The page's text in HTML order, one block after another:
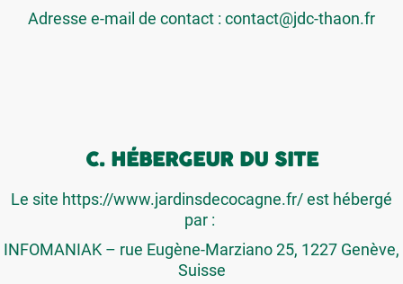
Adresse e-mail de contact : contact@jdc-thaon.fr
C. HÉBERGEUR DU SITE
Le site https://www.jardinsdecocagne.fr/ est hébergé
par :
INFOMANIAK – rue Eugène-Marziano 25, 1227 Genève,
Suisse